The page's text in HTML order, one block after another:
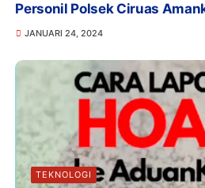
Personil Polsek Ciruas
JANUARI 24, 2024
TEKNOLOGI